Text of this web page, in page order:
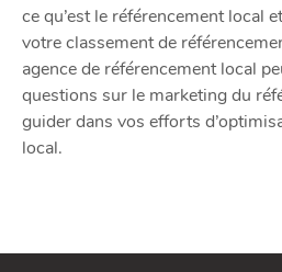
ce qu’est le référencement local
votre classement de
agence de référencement local
questions sur le marketing du
guider dans vos efforts
local.